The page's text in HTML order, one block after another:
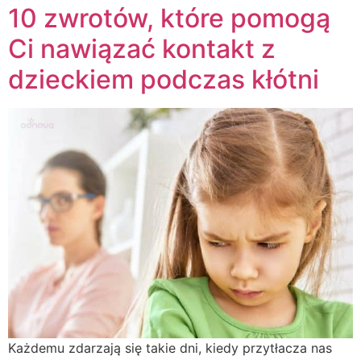
10 zwrotów, które pomogą
Ci nawiązać kontakt z
dzieckiem podczas kłótni
Każdemu zdarzają się takie dni, kiedy przytłacza nas